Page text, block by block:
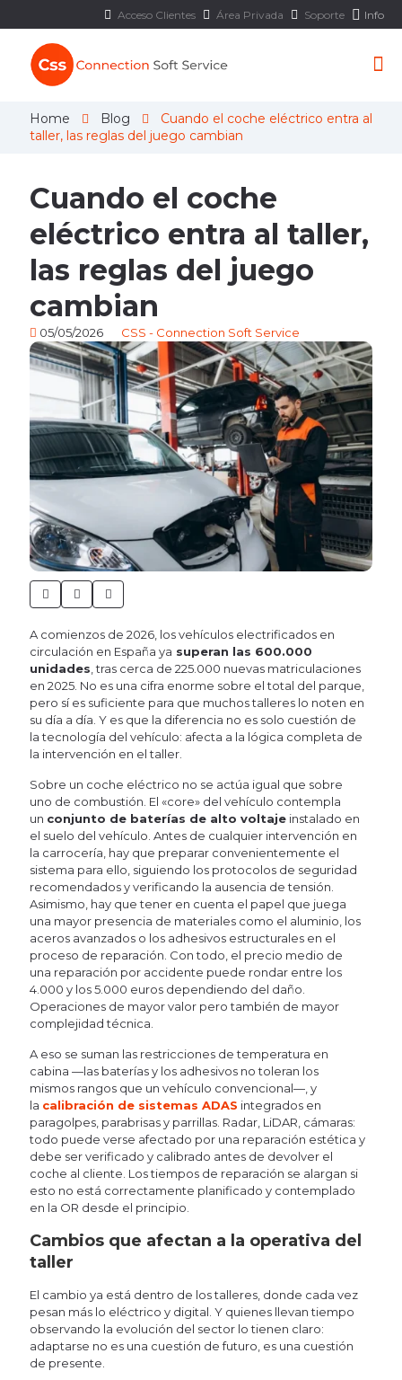
Acceso Clientes Área Privada Soporte Info
Home Blog
Cuando el coche eléctrico entra al
taller, las reglas del juego cambian
Cuando el coche
eléctrico entra al taller,
las reglas del juego
cambian
05/05/2026 CSS - Connection Soft Service
A comienzos de 2026, los vehículos electrificados en
circulación en España ya superan las 600.000
unidades, tras cerca de 225.000 nuevas matriculaciones
en 2025. No es una cifra enorme sobre el total del parque,
pero sí es suficiente para que muchos talleres lo noten en
su día a día. Y es que la diferencia no es solo cuestión de
la tecnología del vehículo: afecta a la lógica completa de
la intervención en el taller.
Sobre un coche eléctrico no se actúa igual que sobre
uno de combustión. El «core» del vehículo contempla
un conjunto de baterías de alto voltaje instalado en
el suelo del vehículo. Antes de cualquier intervención en
la carrocería, hay que preparar convenientemente el
sistema para ello, siguiendo los protocolos de seguridad
recomendados y verificando la ausencia de tensión.
Asimismo, hay que tener en cuenta el papel que juega
una mayor presencia de materiales como el aluminio, los
aceros avanzados o los adhesivos estructurales en el
proceso de reparación. Con todo, el precio medio de
una reparación por accidente puede rondar entre los
4.000 y los 5.000 euros dependiendo del daño.
Operaciones de mayor valor pero también de mayor
complejidad técnica.
A eso se suman las restricciones de temperatura en
cabina —las baterías y los adhesivos no toleran los
mismos rangos que un vehículo convencional—, y
la calibración de sistemas ADAS integrados en
paragolpes, parabrisas y parrillas. Radar, LiDAR, cámaras:
todo puede verse afectado por una reparación estética y
debe ser verificado y calibrado antes de devolver el
coche al cliente. Los tiempos de reparación se alargan si
esto no está correctamente planificado y contemplado
en la OR desde el principio.
Cambios que afectan a la operativa del
taller
El cambio ya está dentro de los talleres, donde cada vez
pesan más lo eléctrico y digital. Y quienes llevan tiempo
observando la evolución del sector lo tienen claro:
adaptarse no es una cuestión de futuro, es una cuestión
de presente.